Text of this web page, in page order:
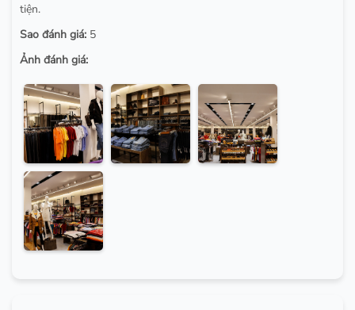
tiện.
Sao đánh giá: 5
Ảnh đánh giá: